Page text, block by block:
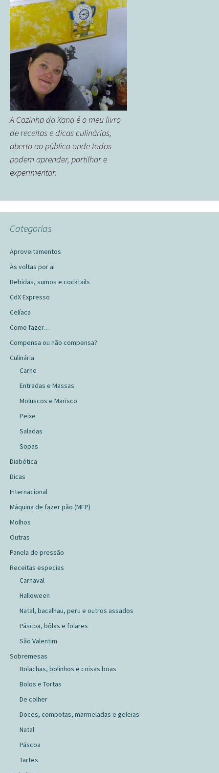
A Cozinha da Xana é o meu livro
de receitas e dicas culinárias,
aberto ao público onde todos
podem aprender, partilhar e
experimentar.
Categorias
Aproveitamentos
Às voltas por ai
Bebidas, sumos e cocktails
CdX Expresso
Celíaca
Como fazer…
Compensa ou não compensa?
Culinária
Carne
Entradas e Massas
Moluscos e Marisco
Peixe
Saladas
Sopas
Diabética
Dicas
Internacional
Máquina de fazer pão (MFP)
Molhos
Outras
Panela de pressão
Receitas especias
Carnaval
Halloween
Natal, bacalhau, peru e outros assados
Páscoa, bôlas e folares
São Valentim
Sobremesas
Bolachas, bolinhos e coisas boas
Bolos e Tortas
De colher
Doces, compotas, marmeladas e geleias
Natal
Páscoa
Tartes